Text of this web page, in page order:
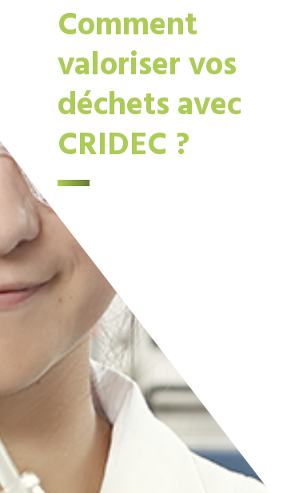
Comment
valoriser vos
déchets avec
CRIDEC ?